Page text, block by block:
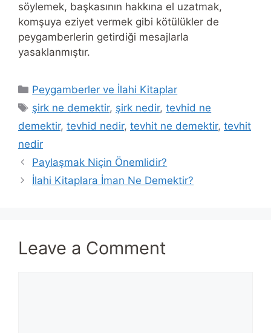
söylemek, başkasının hakkına el uzatmak,
komşuya eziyet vermek gibi kötülükler de
peygamberlerin getirdiği mesajlarla
yasaklanmıştır.
Categories
Peygamberler ve İlahi Kitaplar
Tags
şirk ne demektir, şirk nedir,tevhid ne
demektir, tevhid nedir, tevhit ne demektir, tevhit
nedir
Paylaşmak Niçin Önemlidir?
İlahi Kitaplara İman Ne Demektir?
Leave a Comment